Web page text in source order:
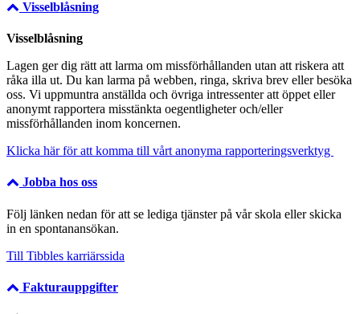
Visselblåsning
Visselblåsning
Lagen ger dig rätt att larma om missförhållanden utan att riskera att
råka illa ut. Du kan larma på webben, ringa, skriva brev eller besöka
oss. Vi uppmuntra anställda och övriga intressenter att öppet eller
anonymt rapportera misstänkta oegentligheter och/eller
missförhållanden inom koncernen.
Klicka här för att komma till vårt anonyma rapporteringsverktyg
Jobba hos oss
Följ länken nedan för att se lediga tjänster på vår skola eller skicka
in en spontanansökan.
Till Tibbles karriärssida
Fakturauppgifter